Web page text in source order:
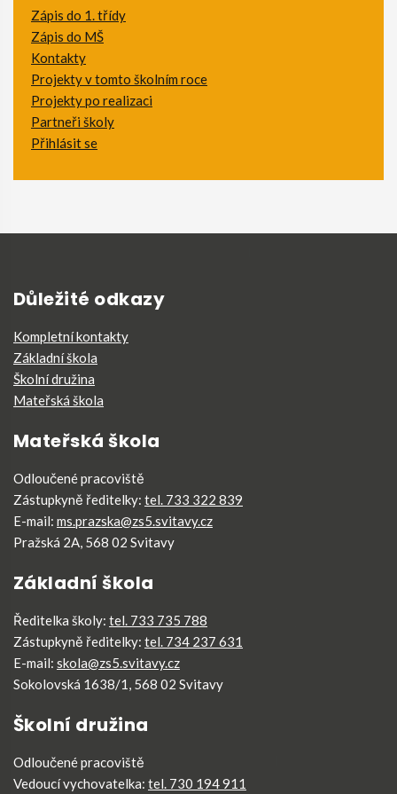
Zápis do 1. třídy
Zápis do MŠ
Kontakty
Projekty v tomto školním roce
Projekty po realizaci
Partneři školy
Přihlásit se
Důležité odkazy
Kompletní kontakty
Základní škola
Školní družina
Mateřská škola
Mateřská škola
Odloučené pracoviště
Zástupkyně ředitelky: tel. 733 322 839
E-mail: ms.prazska@zs5.svitavy.cz
Pražská 2A, 568 02 Svitavy
Základní škola
Ředitelka školy: tel. 733 735 788
Zástupkyně ředitelky: tel. 734 237 631
E-mail: skola@zs5.svitavy.cz
Sokolovská 1638/1, 568 02 Svitavy
Školní družina
Odloučené pracoviště
Vedoucí vychovatelka: tel. 730 194 911